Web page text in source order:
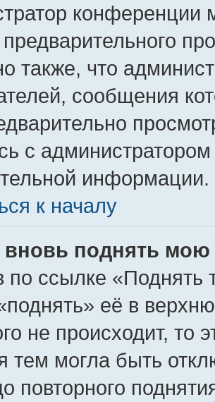
конференции
также, что
сообщения
с
информации.
к началу
вновь поднять мою
по ссылке «Поднять
её в
не происходит, то
тем могла быть
повторного